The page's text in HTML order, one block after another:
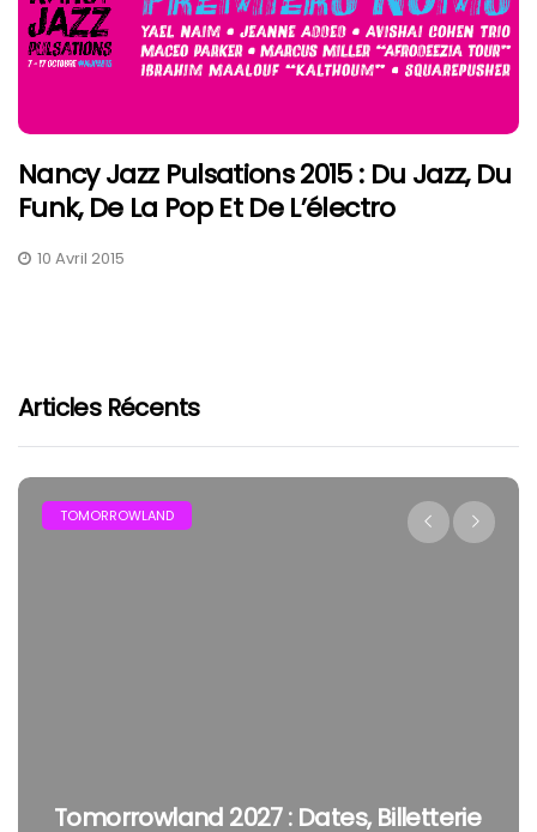
Nancy Jazz Pulsations 2015 : Du Jazz, Du
Funk, De La Pop Et De L’électro
10 Avril 2015
Articles Récents
TOMORROWLAND
Tomorrowland 2027 : Dates, Billetterie